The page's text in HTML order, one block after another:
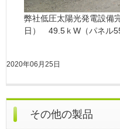
弊社低圧太陽光発電設
日） 49.5ｋW（パネル
2020年06月25日
その他の製品